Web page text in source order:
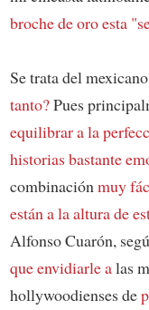
broche de oro esta
Se trata del
tanto?Pues
equilibrar a la
historias bastante
combinaciónmuy
están a la altura de
Alfonso Cuarón,
que envidiarle alas
hollywoodienses de